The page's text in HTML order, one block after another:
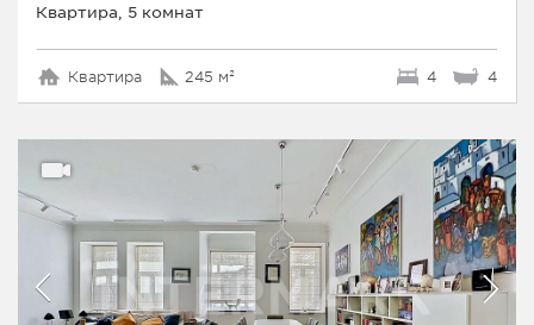
Квартира, 5 комнат
Квартира 245 м² 4 4